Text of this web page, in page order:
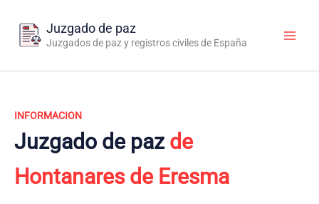
contenido
Juzgado de paz
Juzgados de paz y registros civiles de España
INFORMACION
Juzgado de paz de
Hontanares de Eresma